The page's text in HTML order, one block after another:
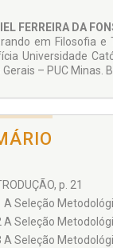
de informação
Ris­ter de Sousa
cognitiva,
de
formar o
FERREIRA DA
em Filosofia e
Uni­versidade
Gerais – PUC Minas.
p. 21
A Seleção
A Seleção
A Seleção